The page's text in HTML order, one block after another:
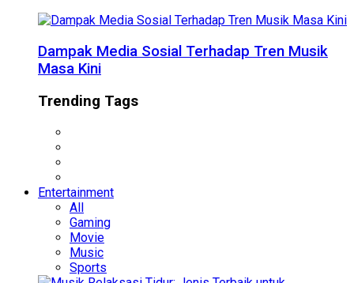
Dampak Media Sosial Terhadap Tren Musik
Masa Kini
Trending Tags
Entertainment
All
Gaming
Movie
Music
Sports